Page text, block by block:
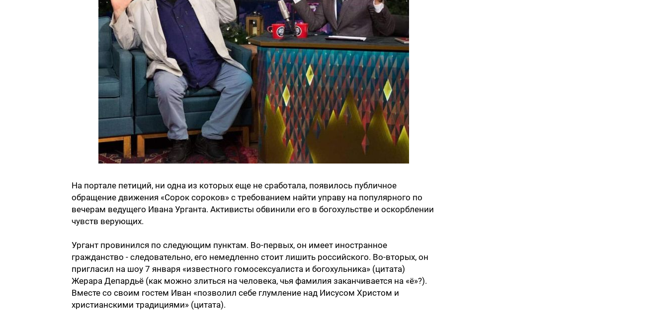
На портале петиций, ни одна из которых еще не сработала, появилось публичное
обращение движения «Сорок сороков» с требованием найти управу на популярного по
вечерам ведущего Ивана Урганта. Активисты обвинили его в богохульстве и оскорблении
чувств верующих.
Ургант провинился по следующим пунктам. Во-первых, он имеет иностранное
гражданство - следовательно, его немедленно стоит лишить российского. Во-вторых, он
пригласил на шоу 7 января «известного гомосексуалиста и богохульника» (цитата)
Жерара Депардьё (как можно злиться на человека, чья фамилия заканчивается на «ё»?).
Вместе со своим гостем Иван «позволил себе глумление над Иисусом Христом и
христианскими традициями» (цитата).